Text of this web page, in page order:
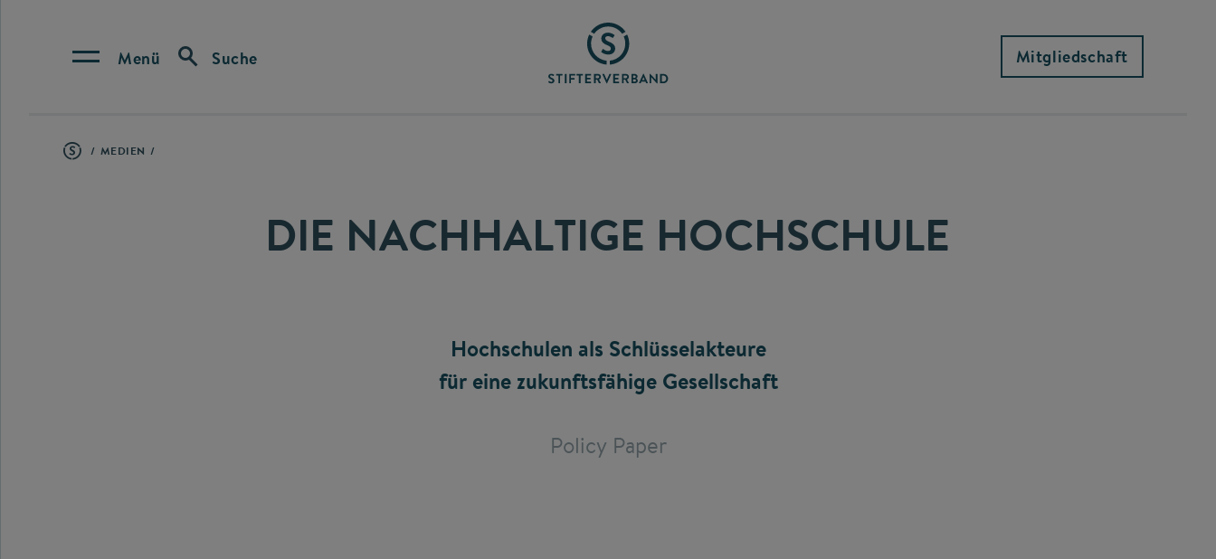
Menü Suche Mitgliedschaft
MEDIEN
DIE NACHHALTIGE HOCHSCHULE
Hochschulen als Schlüsselakteure
für eine zukunftsfähige Gesellschaft
Policy Paper